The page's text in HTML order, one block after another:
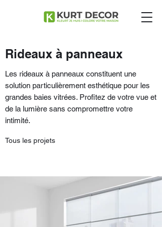
Rideaux à panneaux
Les rideaux à panneaux constituent une
solution particulièrement esthétique pour les
grandes baies vitrées. Profitez de votre vue et
de la lumière sans compromettre votre
intimité.
Tous les projets